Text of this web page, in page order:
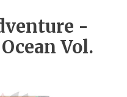
-
Vol.